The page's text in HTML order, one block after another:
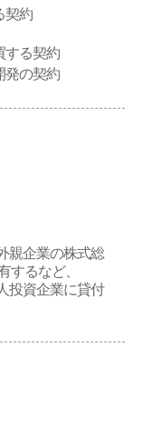
契約
する契約
発の契約
親企業の株式総
るなど、
投資企業に貸付